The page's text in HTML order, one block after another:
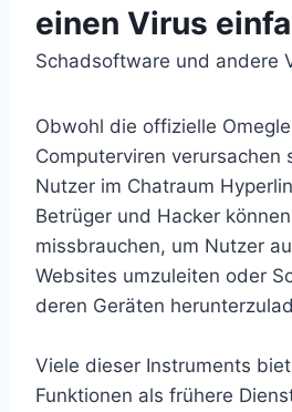
einen Virus
Schadsoftware und andere
Obwohl die offizielle
Computerviren verursachen
Nutzer im Chatraum
Betrüger und Hacker
missbrauchen, um Nutzer
Websites umzuleiten oder
deren Geräten
Viele dieser Instruments
Funktionen als frühere